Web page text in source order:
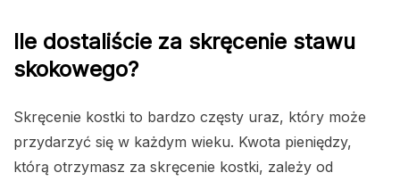
Ile dostaliście za skręcenie stawu
skokowego?
Skręcenie kostki to bardzo częsty uraz, który może
przydarzyć się w każdym wieku. Kwota pieniędzy,
którą otrzymasz za skręcenie kostki, zależy od